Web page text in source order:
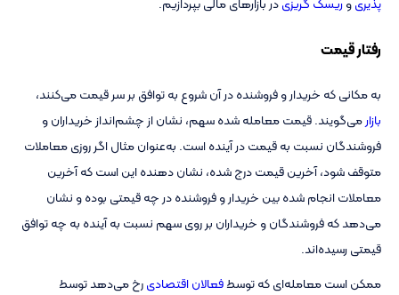
رفتار قیمت
به مکانی که خریدار و فروشنده در آن شروع به توافق بر سر قیمت می‌کنند،
بازارمی‌گویند. قیمت معامله شده سهم، نشان از چشم‌انداز خریداران و
فروشندگان نسبت به قیمت در آینده است. به‌عنوان مثال اگر روزی معاملات
متوقف شود، آخرین قیمت درج‌ شده، نشان‌ دهنده این است که آخرین
معاملات انجام شده بین خریدار و فروشنده در چه قیمتی بوده و نشان
می‌دهد که فروشندگان و خریداران بر روی سهم نسبت به آینده به چه توافق
قیمتی رسیده‌اند.
ممکن است معامله‌ای که توسطفعالان اقتصادیرخ می‌دهد توسط